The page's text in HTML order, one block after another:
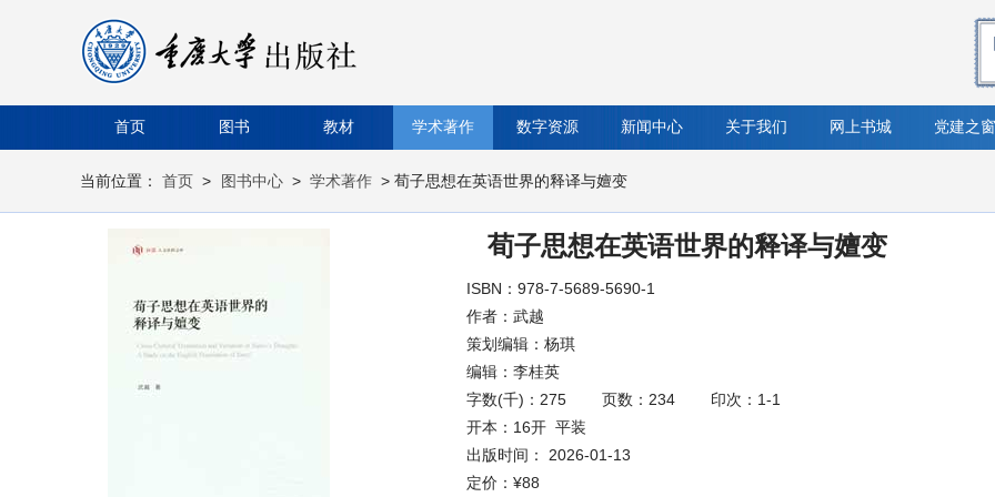
首页 图书 教材 学术著作 数字资源 新闻中心 关于我们 网上书城 党建之窗
当前位置： 首页 > 图书中心 > 学术著作 > 荀子思想在英语世界的释译与嬗变
荀子思想在英语世界的释译与嬗变
ISBN：978-7-5689-5690-1
作者：武越
策划编辑：杨琪
编辑：李桂英
字数(千)：275
页数：234
印次：1-1
开本：16开 平装
出版时间： 2026-01-13
定价： ¥88